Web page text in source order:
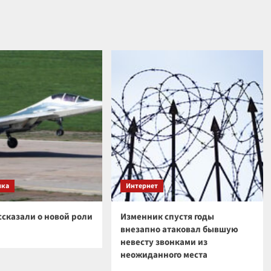
о новой роли
Интернет
Изменник спустя годы
внезапно атаковал бывшую
невесту звонками из
неожиданного места